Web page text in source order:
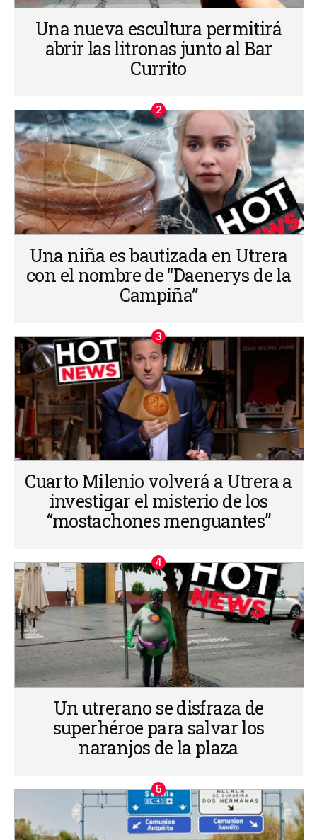
Una nueva escultura permitirá
abrir las litronas junto al Bar
Currito
Una niña es bautizada en Utrera
con el nombre de “Daenerys de la
Campiña”
Cuarto Milenio volverá a Utrera a
investigar el misterio de los
“mostachones menguantes”
Un utrerano se disfraza de
superhéroe para salvar los
naranjos de la plaza